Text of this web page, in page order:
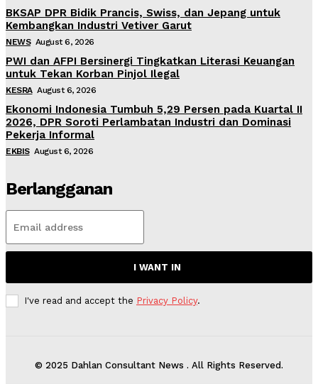
BKSAP DPR Bidik Prancis, Swiss, dan Jepang untuk
Kembangkan Industri Vetiver Garut
NEWS August 6, 2026
PWI dan AFPI Bersinergi Tingkatkan Literasi Keuangan
untuk Tekan Korban Pinjol Ilegal
KESRA August 6, 2026
Ekonomi Indonesia Tumbuh 5,29 Persen pada Kuartal II
2026, DPR Soroti Perlambatan Industri dan Dominasi
Pekerja Informal
EKBIS August 6, 2026
Berlangganan
I WANT IN
I've read and accept the Privacy Policy.
© 2025 Dahlan Consultant News . All Rights Reserved.